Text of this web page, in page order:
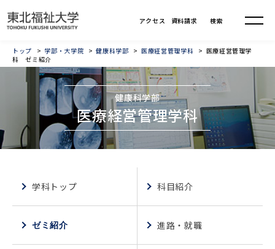
トップ 学部・大学院 健康科学部 医療経営管理学科
医療経営管理学
科 ゼミ紹介
健康科学部
医療経営管理学科
学科トップ 科目紹介
ゼミ紹介 進路・就職